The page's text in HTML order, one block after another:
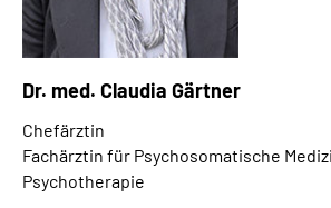
Dr. med. Claudia Gärtner
Chefärztin
Fachärztin für Psychosomatische
Psychotherapie